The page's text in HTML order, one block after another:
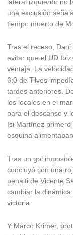
lateral izquierdo no
una exclusión
tiempo muerto de
Tras el receso,
evitar que el UD
ventaja. La
6:0 de Tilves
tardes anteriores.
los locales en el
para el descanso y
Isi Martínez
esquina
Tras un gol
concluyó con una
penalti de Vicente
cambiar la
victoria.
Y Marco Krimer,